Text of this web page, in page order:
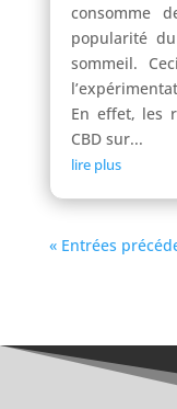
consomme
popularité
sommeil.
En effet, les
CBD sur...
lire plus
« Entrées